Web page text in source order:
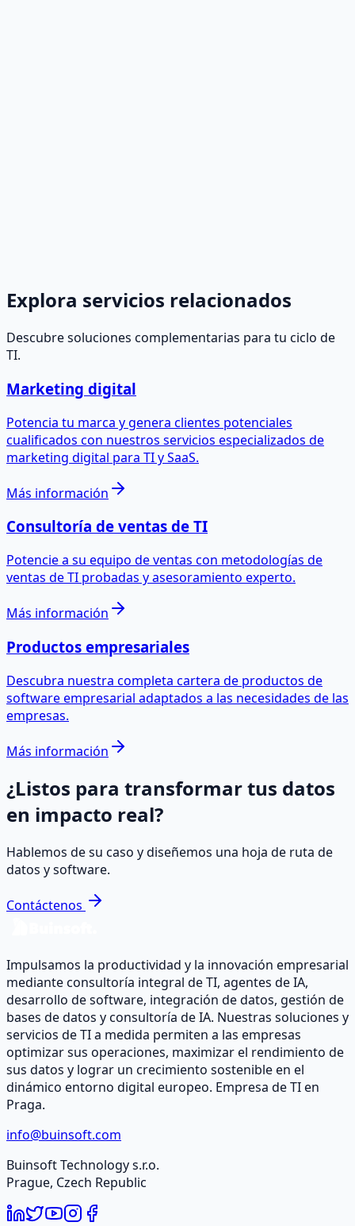
Explora servicios relacionados
Descubre soluciones complementarias para tu ciclo de
TI.
Marketing digital
Potencia tu marca y genera clientes potenciales
cualificados con nuestros servicios especializados de
marketing digital para TI y SaaS.
Más información
Consultoría de ventas de TI
Potencie a su equipo de ventas con metodologías de
ventas de TI probadas y asesoramiento experto.
Más información
Productos empresariales
Descubra nuestra completa cartera de productos de
software empresarial adaptados a las necesidades de las
empresas.
Más información
¿Listos para transformar tus datos
en impacto real?
Hablemos de su caso y diseñemos una hoja de ruta de
datos y software.
Contáctenos
Impulsamos la productividad y la innovación empresarial
mediante consultoría integral de TI, agentes de IA,
desarrollo de software, integración de datos, gestión de
bases de datos y consultoría de IA. Nuestras soluciones y
servicios de TI a medida permiten a las empresas
optimizar sus operaciones, maximizar el rendimiento de
sus datos y lograr un crecimiento sostenible en el
dinámico entorno digital europeo. Empresa de TI en
Praga.
info@buinsoft.com
Buinsoft Technology s.r.o.
Prague, Czech Republic